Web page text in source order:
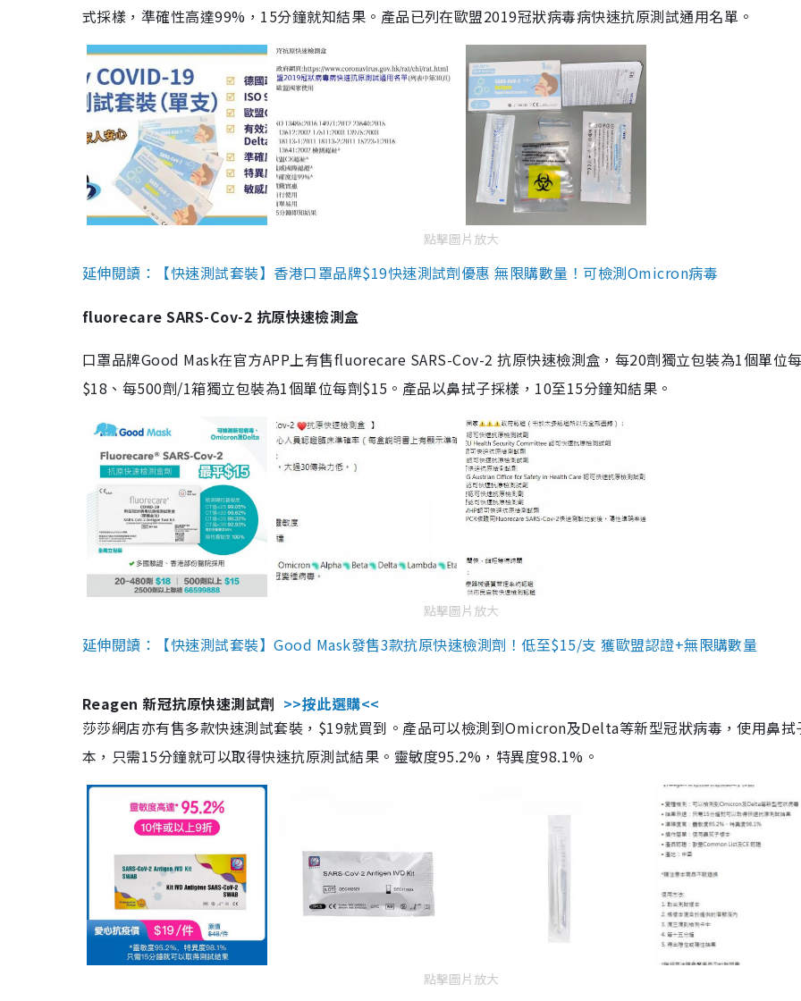
式採樣，準確性高達99%，15分鐘就知結果。產品已列在歐盟2019冠狀病毒病快速抗原測試通用名單。
點擊圖片放大
延伸閱讀：【快速測試套裝】香港口罩品牌$19快速測試劑優惠 無限購數量！可檢測Omicron病毒
fluorecare SARS-Cov-2 抗原快速檢測盒
口罩品牌Good Mask在官方APP上有售fluorecare SARS-Cov-2 抗原快速檢測盒，每20劑獨立包裝為1個單位
$18、每500劑/1箱獨立包裝為1個單位每劑$15。產品以鼻拭子採樣，10至15分鐘知結果。
點擊圖片放大
延伸閱讀：【快速測試套裝】Good Mask發售3款抗原快速檢測劑！低至$15/支 獲歐盟認證+無限購數量
Reagen 新冠抗原快速測試劑 >>按此選購<<
莎莎網店亦有售多款快速測試套裝，$19就買到。產品可以檢測到Omicron及Delta等新型冠狀病毒，使用鼻拭
本，只需15分鐘就可以取得快速抗原測試結果。靈敏度95.2%，特異度98.1%。
點擊圖片放大